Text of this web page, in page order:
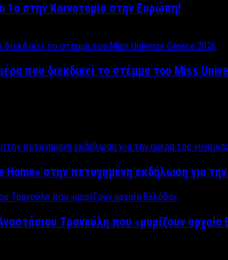
1ο στην Καινοτομία στην Ευρώπη!
που διεκδικεί το στέμμα του Miss
στην πετυχημένη εκδήλωση για
Τρανούλη που «μυρίζουν αρχαία